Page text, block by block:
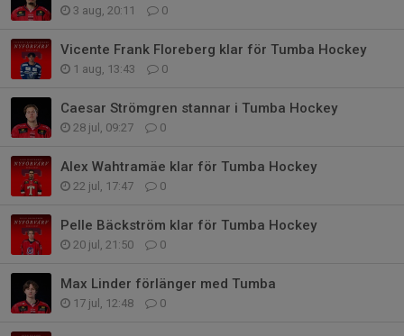
3 aug, 20:11 0
Vicente Frank Floreberg klar för Tumba Hockey
1 aug, 13:43 0
Caesar Strömgren stannar i Tumba Hockey
28 jul, 09:27 0
Alex Wahtramäe klar för Tumba Hockey
22 jul, 17:47 0
Pelle Bäckström klar för Tumba Hockey
20 jul, 21:50 0
Max Linder förlänger med Tumba
17 jul, 12:48 0